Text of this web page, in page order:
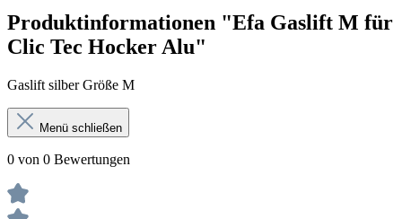
Produktinformationen "Efa Gaslift M für
Clic Tec Hocker Alu"
Gaslift silber Größe M
Menü schließen
0 von 0 Bewertungen